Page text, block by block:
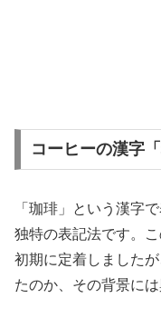
コーヒーの漢字
「珈琲」という漢字
独特の表記法です。
初期に定着しました
たのか、その背景に